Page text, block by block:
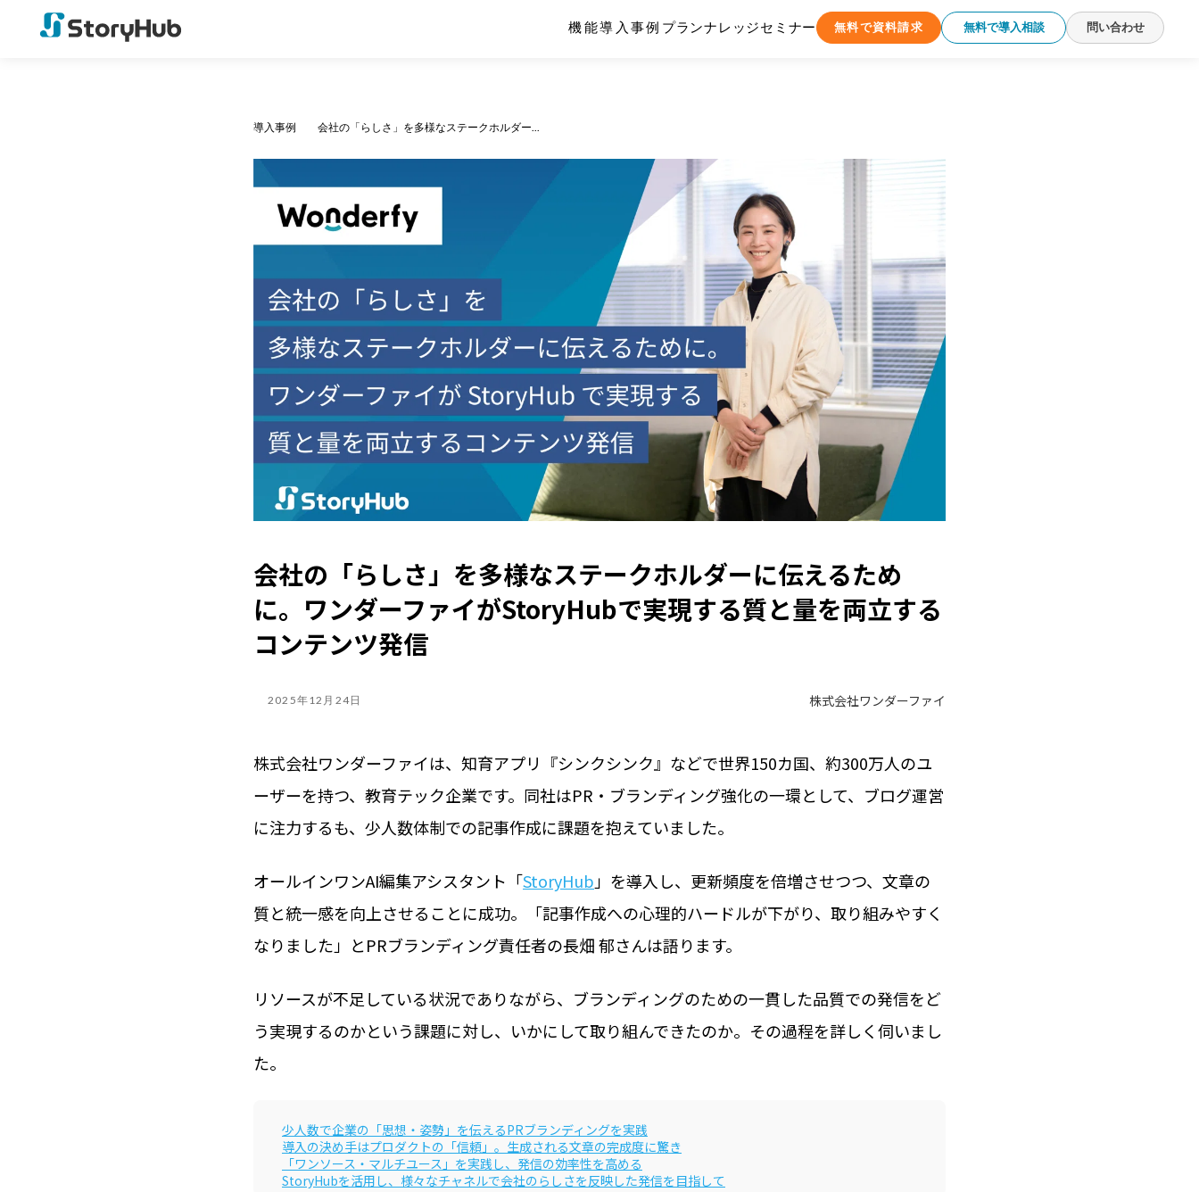
導入事例 会社の「らしさ」を多様なステークホルダー...
会社の「らしさ」を多様なステークホルダーに伝えるため
に。ワンダーファイがStoryHubで実現する質と量を両立する
コンテンツ発信
2025年12月24日 株式会社ワンダーファイ
株式会社ワンダーファイは、知育アプリ『シンクシンク』などで世界150カ国、約300万人のユ
ーザーを持つ、教育テック企業です。同社はPR・ブランディング強化の一環として、ブログ運営
に注力するも、少人数体制での記事作成に課題を抱えていました。
オールインワンAI編集アシスタント「StoryHub 」を導入し、更新頻度を倍増させつつ、文章の
質と統一感を向上させることに成功。「記事作成への心理的ハードルが下がり、取り組みやすく
なりました」とPRブランディング責任者の長畑 郁さんは語ります。
リソースが不足している状況でありながら、ブランディングのための一貫した品質での発信をど
う実現するのかという課題に対し、いかにして取り組んできたのか。その過程を詳しく伺いまし
た。
少人数で企業の「思想・姿勢」を伝えるPRブランディングを実践
導入の決め手はプロダクトの「信頼」。生成される文章の完成度に驚き
「ワンソース・マルチユース」を実践し、発信の効率性を高める
StoryHubを活用し、様々なチャネルで会社のらしさを反映した発信を目指して
機能導入事例 プランナレッジセミナー 無料で資料請求 無料で導入相談 問い合わせ